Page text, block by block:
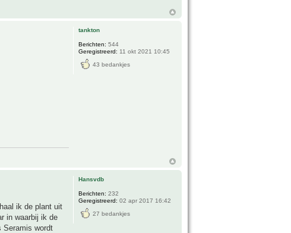
tankton
Berichten: 544
Geregistreerd: 11 okt 2021 10:45
43 bedankjes
ik de plant uit
in waarbij ik de
Seramis wordt
Hansvdb
Berichten: 232
Geregistreerd: 02 apr 2017 16:42
27 bedankjes